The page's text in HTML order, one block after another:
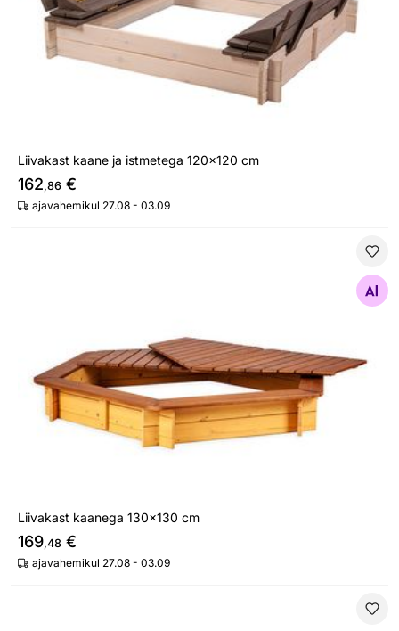
Liivakast kaane ja istmetega 120x120 cm
162,86 €
ajavahemikul 27.08 - 03.09
Liivakast kaanega 130x130 cm
169,48 €
ajavahemikul 27.08 - 03.09